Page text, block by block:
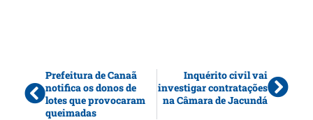
Prefeitura de Canaã
notifica os donos de
lotes que provocaram
queimadas
Inquérito civil vai
investigar contratações
na Câmara de Jacundá